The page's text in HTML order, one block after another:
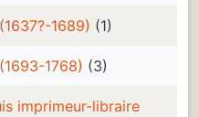
1689) (1)
1768) (3)
imprimeur-libraire